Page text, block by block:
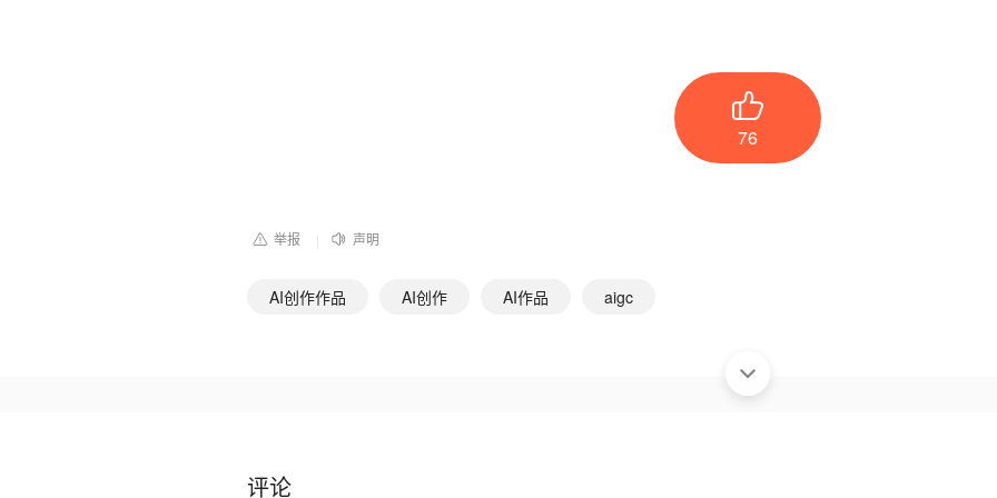
76
举报 声明
AI创作作品 AI创作 AI作品 aigc
评论